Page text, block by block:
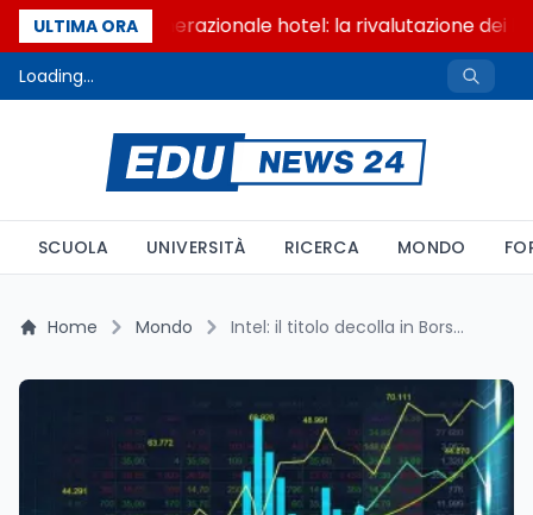
ULTIMA ORA
Passaggio generazionale hotel: la rivalutazione dei
Loading...
SCUOLA UNIVERSITÀ RICERCA MONDO
Home Mondo Intel: il titolo decolla in Borsa grazie alle indiscrezioni di un intervento pubblico guidato dall'amministrazione Trump